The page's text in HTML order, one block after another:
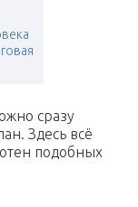
сразу
Здесь всё
подобных